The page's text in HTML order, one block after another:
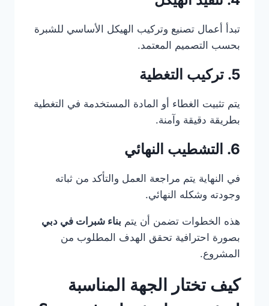
تبدأ أعمال تصنيع وتركيب الهيكل الأساسي للشبرة
بحسب التصميم المعتمد.
5. تركيب التغطية
يتم تثبيت الغطاء أو المادة المستخدمة في التغطية
بطريقة دقيقة وآمنة.
6. التشطيب النهائي
في النهاية يتم مراجعة العمل والتأكد من ثباته
وجودته وشكله النهائي.
هذه الخطوات تضمن أن يتم بناء شبرات في دبي
بصورة احترافية تحقق الهدف المطلوب من
المشروع.
كيف تختار الجهة المناسبة